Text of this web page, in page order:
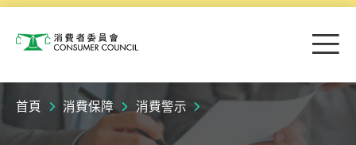
消費者委員會 目
首頁 消費保障 消費警示